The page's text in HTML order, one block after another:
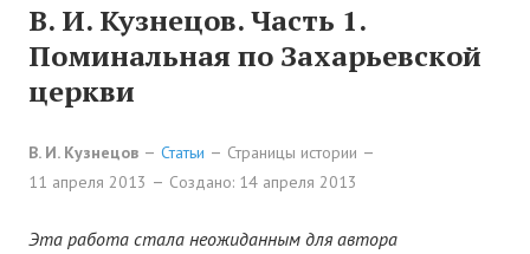
СТРАНИЦЫ ИСТОРИИ
Новости сайта
В. И. Кузнецов. Часть 1.
Поминальная по Захарьевской
церкви
В. И. Кузнецов Статьи
Страницы истории
11 апреля 2013
Создано: 14 апреля 2013
Эта работа стала неожиданным для автора